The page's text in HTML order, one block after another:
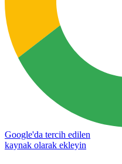
Google'da tercih edilen
kaynak olarak ekleyin